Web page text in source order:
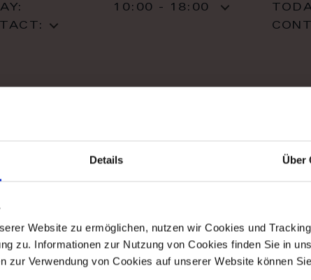
Details Über
Website zu ermöglichen, nutzen wir Cookies und
zu. Informationen zur Nutzung von Cookies finden Sie in
zur Verwendung von Cookies auf unserer Website können
10:00 - 18:00
TIME